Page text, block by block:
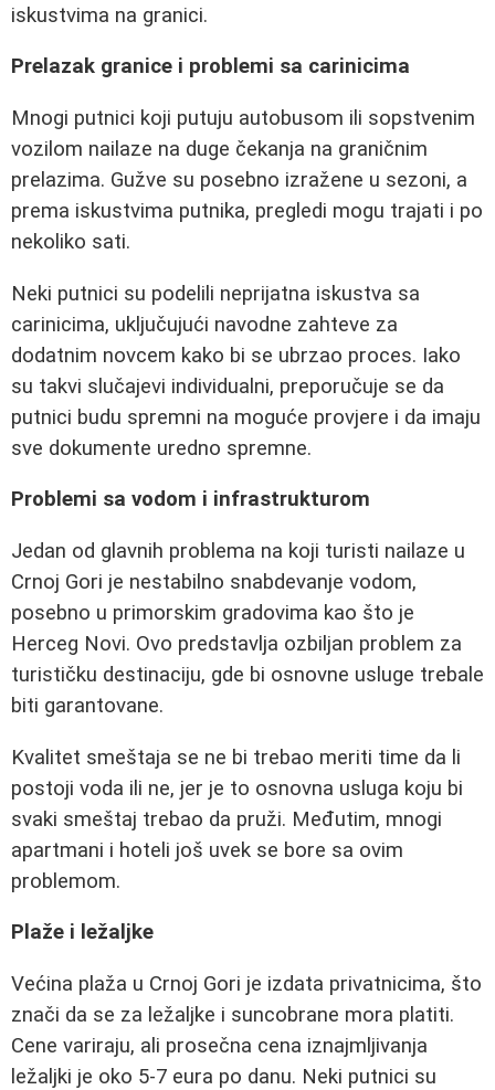
iskustvima na granici.
Prelazak granice i problemi sa carinicima
Mnogi putnici koji putuju autobusom ili sopstvenim
vozilom nailaze na duge čekanja na graničnim
prelazima. Gužve su posebno izražene u sezoni, a
prema iskustvima putnika, pregledi mogu trajati i po
nekoliko sati.
Neki putnici su podelili neprijatna iskustva sa
carinicima, uključujući navodne zahteve za
dodatnim novcem kako bi se ubrzao proces. Iako
su takvi slučajevi individualni, preporučuje se da
putnici budu spremni na moguće provjere i da imaju
sve dokumente uredno spremne.
Problemi sa vodom i infrastrukturom
Jedan od glavnih problema na koji turisti nailaze u
Crnoj Gori je nestabilno snabdevanje vodom,
posebno u primorskim gradovima kao što je
Herceg Novi. Ovo predstavlja ozbiljan problem za
turističku destinaciju, gde bi osnovne usluge trebale
biti garantovane.
Kvalitet smeštaja se ne bi trebao meriti time da li
postoji voda ili ne, jer je to osnovna usluga koju bi
svaki smeštaj trebao da pruži. Međutim, mnogi
apartmani i hoteli još uvek se bore sa ovim
problemom.
Plaže i ležaljke
Većina plaža u Crnoj Gori je izdata privatnicima, što
znači da se za ležaljke i suncobrane mora platiti.
Cene variraju, ali prosečna cena iznajmljivanja
ležaljki je oko 5-7 eura po danu. Neki putnici su